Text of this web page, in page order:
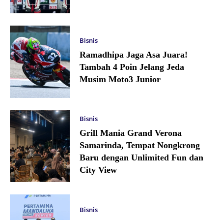
Bisnis
Ramadhipa Jaga Asa Juara!
Tambah 4 Poin Jelang Jeda
Musim Moto3 Junior
Bisnis
Grill Mania Grand Verona
Samarinda, Tempat Nongkrong
Baru dengan Unlimited Fun dan
City View
Bisnis